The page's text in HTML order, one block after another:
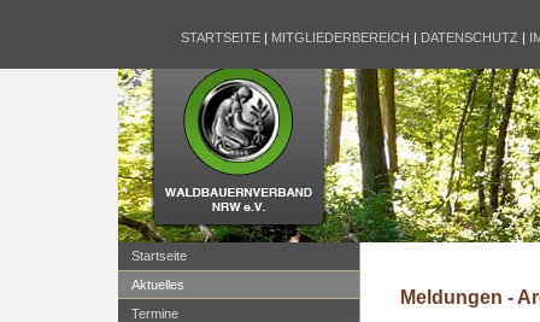
STARTSEITE | MITGLIEDERBEREICH | DATENSCHUTZ |
Startseite
Aktuelles
Termine
Meldungen -